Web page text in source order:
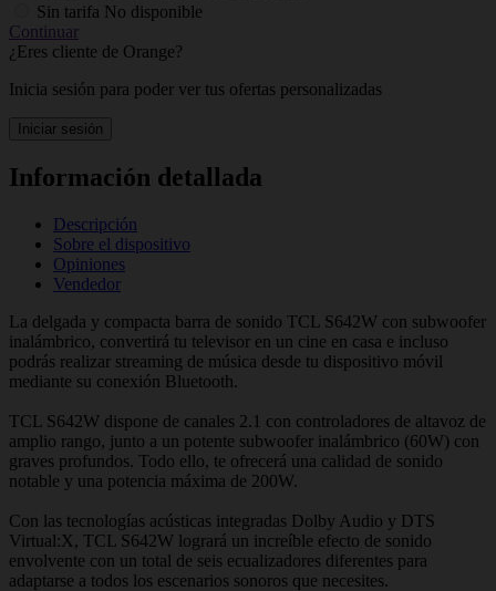
Sin tarifa No disponible
Continuar
¿Eres cliente de Orange?
Inicia sesión para poder ver tus ofertas personalizadas
Iniciar sesión
Información detallada
Descripción
Sobre el dispositivo
Opiniones
Vendedor
La delgada y compacta barra de sonido TCL S642W con subwoofer
inalámbrico, convertirá tu televisor en un cine en casa e incluso
podrás realizar streaming de música desde tu dispositivo móvil
mediante su conexión Bluetooth.
TCL S642W dispone de canales 2.1 con controladores de altavoz de
amplio rango, junto a un potente subwoofer inalámbrico (60W) con
graves profundos. Todo ello, te ofrecerá una calidad de sonido
notable y una potencia máxima de 200W.
Con las tecnologías acústicas integradas Dolby Audio y DTS
Virtual:X, TCL S642W logrará un increíble efecto de sonido
envolvente con un total de seis ecualizadores diferentes para
adaptarse a todos los escenarios sonoros que necesites.